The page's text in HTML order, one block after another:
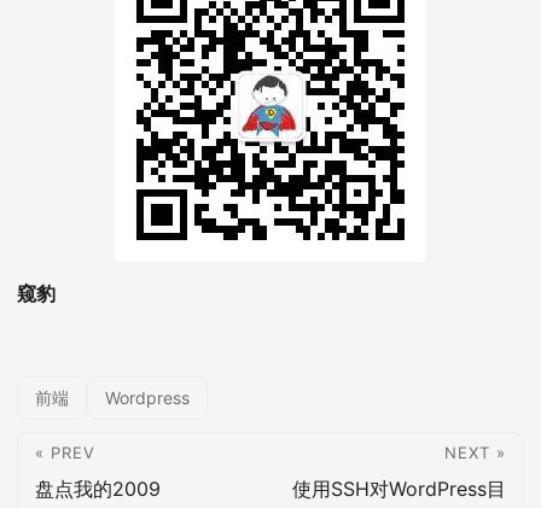
窥豹
前端 Wordpress
« PREV
盘点我的2009
NEXT »
使用SSH对WordPress目